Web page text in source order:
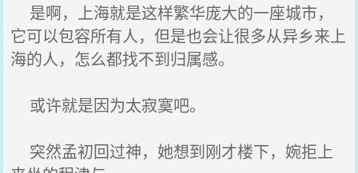
是啊，上海就是这样繁华庞大的一座城市，
它可以包容所有人，但是也会让很多从异乡来上
海的人，怎么都找不到归属感。
或许就是因为太寂寞吧。
突然孟初回过神，她想到刚才楼下，婉拒上